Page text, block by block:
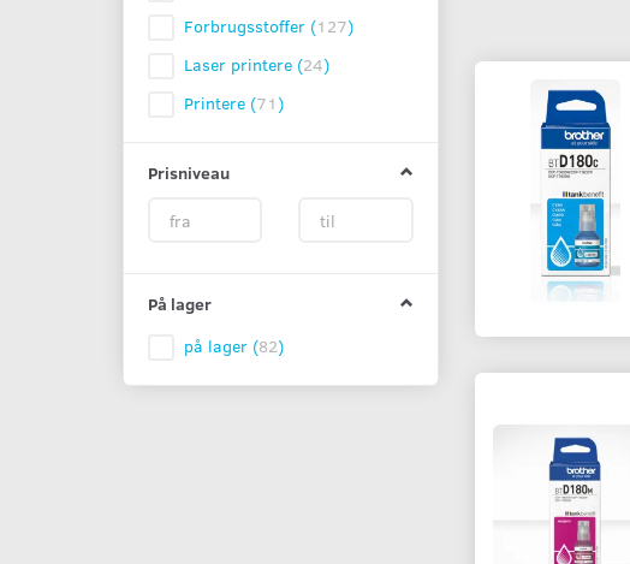
Forbrugsstoffer (127)
Laser printere (24)
Printere (71)
Prisniveau
På lager
på lager (82)